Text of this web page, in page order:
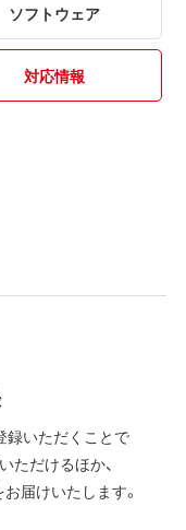
ソフトウェア
対応情報
録いただくことで
ただけるほか、
届けいたします。